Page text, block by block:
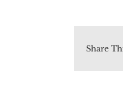
Share